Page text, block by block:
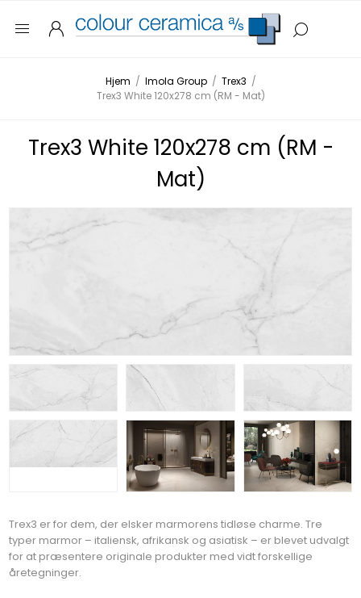
Hjem / Imola Group / Trex3 /
Trex3 White 120x278 cm (RM - Mat)
Trex3 White 120x278 cm (RM -
Mat)
Trex3 er for dem, der elsker marmorens tidløse charme. Tre
typer marmor – italiensk, afrikansk og asiatisk – er blevet udvalgt
for at præsentere originale produkter med vidt forskellige
åretegninger.